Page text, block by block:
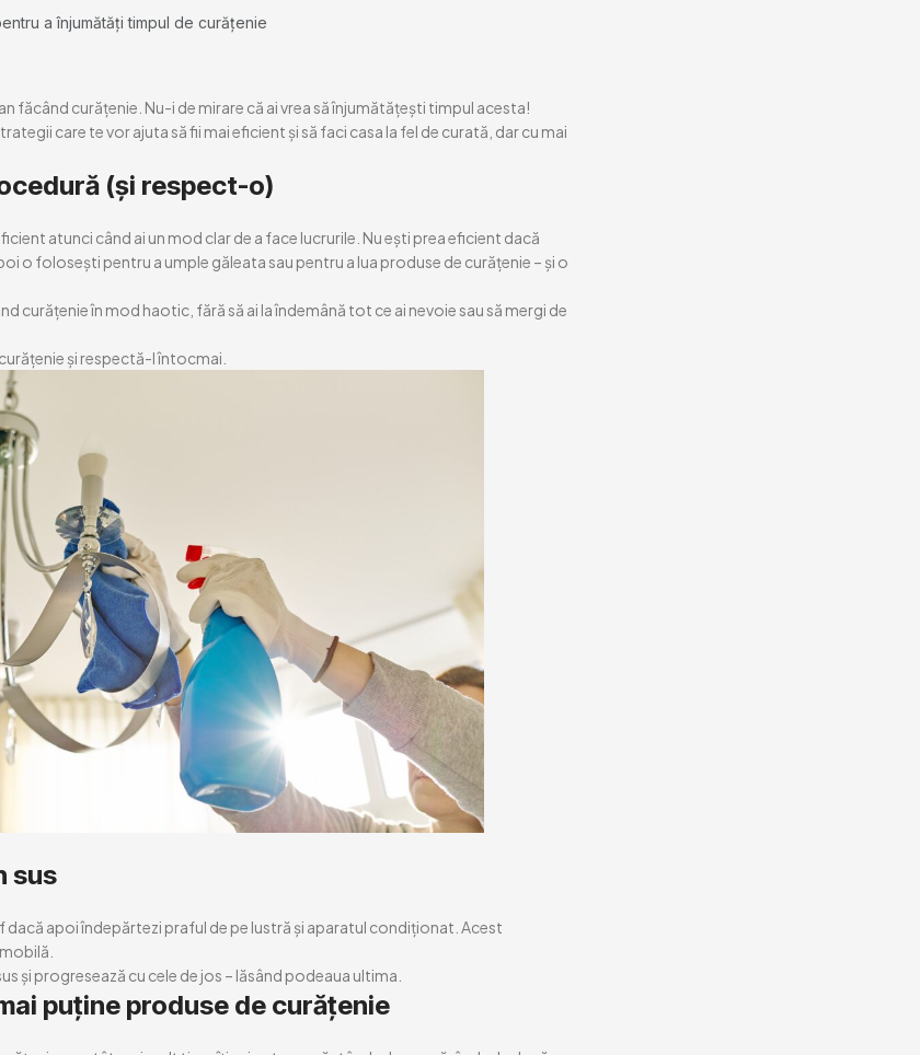
a înjumătăți timpul de curățenie
făcând curățenie. Nu-i de mirare că ai vrea să înjumătățești timpul acesta!
care te vor ajuta să fii mai eficient și să faci casa la fel de curată, dar cu mai
(și respect-o)
atunci când ai un mod clar de a face lucrurile. Nu ești prea eficient dacă
o folosești pentru a umple găleata sau pentru a lua produse de curățenie – și o
curățenie în mod haotic, fără să ai la îndemână tot ce ai nevoie sau să mergi de
și respectă-l întocmai.
sus
dacă apoi îndepărtezi praful de pe lustră și aparatul condiționat. Acest
și progresează cu cele de jos – lăsând podeaua ultima.
puține produse de curățenie